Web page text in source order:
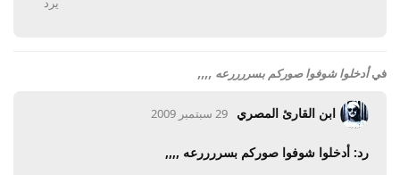
فيأدخلوا شوفوا صوركم بسررررعه ,,,,
ابن القارئ المصري 29 سبتمبر 2009
رد: أدخلوا شوفوا صوركم بسررررعه ,,,,